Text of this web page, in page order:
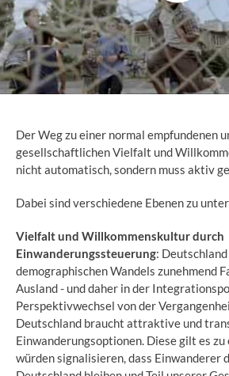
Der Weg zu einer normal empfundenen
gesellschaftlichen Vielfalt und
nicht automatisch, sondern muss aktiv
Dabei sind verschiedene Ebenen zu
Vielfalt und Willkommenskultur durch
Einwanderungssteuerung:
demographischen Wandels zunehmend
Ausland - und daher in der
Perspektivwechsel von der
Deutschland braucht attraktive und
Einwanderungsoptionen. Diese gilt es
würden signalisieren, dass Einwanderer